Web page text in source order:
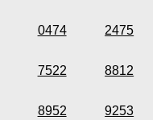
0474 2475
7522 8812
8952 9253